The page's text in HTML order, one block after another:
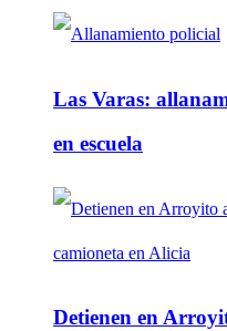
Las Varas:
en escuela
Detienen en